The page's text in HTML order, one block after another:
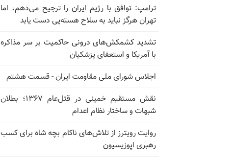
ترامپ: توافق با رژیم ایران را ترجیح می‌دهم، اما
تهران هرگز نباید به سلاح هسته‌یی دست یابد
تشدید کشمکش‌های درونی حاکمیت بر سر مذاکره
با آمریکا و استعفای پزشکیان
اجلاس شورای ملی مقاومت ایران - قسمت هشتم
نقش مستقیم خمینی در قتل‌عام ۱۳۶۷؛ بطلان
شبهات و ساختار نظام اعدام
روایت رویترز از تلاش‌های ناکام بچه شاه برای کسب
رهبری اپوزیسیون